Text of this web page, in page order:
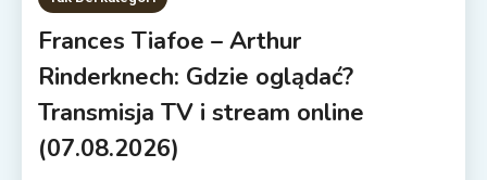
Frances Tiafoe – Arthur
Rinderknech: Gdzie oglądać?
Transmisja TV i stream online
(07.08.2026)